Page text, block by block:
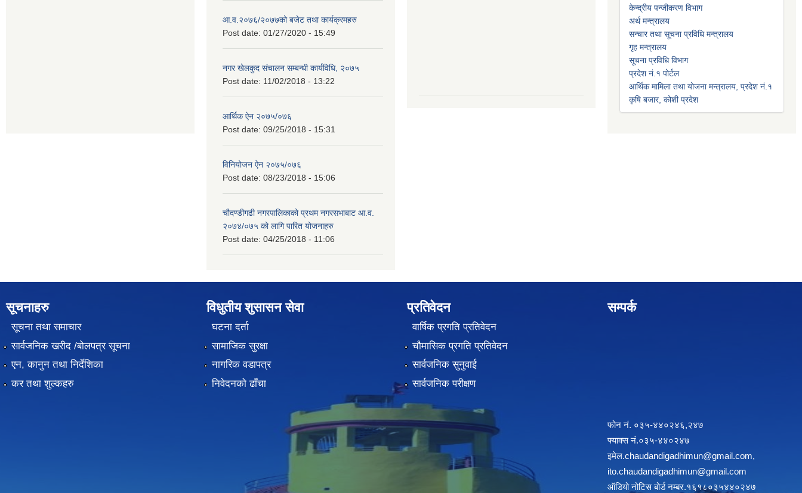
आ.व.२०७६/२०७७को बजेट तथा कार्यक्रमहरु
Post date: 01/27/2020 - 15:49
नगर खेलकुद संचालन सम्बन्धी कार्यविधि, २०७५
Post date: 11/02/2018 - 13:22
आर्थिक ऐन २०७५/०७६
Post date: 09/25/2018 - 15:31
विनियोजन ऐन २०७५/०७६
Post date: 08/23/2018 - 15:06
चौदण्डीगढी नगरपालिकाको प्रथम नगरसभाबाट आ.व.
२०७४/०७५ को लागि पारित योजनाहरु
Post date: 04/25/2018 - 11:06
केन्द्रीय पन्जीकरण विभाग
अर्थ मन्त्रालय
सन्चार तथा सूचना प्रविधि मन्त्रालय
गृह मन्त्रालय
सूचना प्रविधि विभाग
प्रदेश नं.१ पोर्टल
आर्थिक मामिला तथा योजना मन्त्रालय, प्रदेश नं.१
कृषि बजार, कोशी प्रदेश
सूचनाहरु
सूचना तथा समाचार
सार्वजनिक खरीद /बोलपत्र सूचना
एन, कानुन तथा निर्देशिका
कर तथा शुल्कहरु
विधुतीय शुसासन सेवा
घटना दर्ता
सामाजिक सुरक्षा
नागरिक वडापत्र
निवेदनको ढाँचा
प्रतिवेदन
वार्षिक प्रगति प्रतिवेदन
चौमासिक प्रगति प्रतिवेदन
सार्वजनिक सुनुवाई
सार्वजनिक परीक्षण
सम्पर्क
फोन नं. ०३५-४४०२४६,२४७
फ्याक्स नं.०३५-४४०२४७
इमेल.chaudandigadhimun@gmail.com,
ito.chaudandigadhimun@gmail.com
ऑडियो नोटिस बोर्ड नम्बर.१६१८०३५४४०२४७